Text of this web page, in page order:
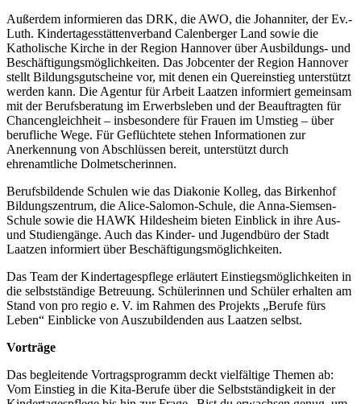
Außerdem informieren das DRK, die AWO, die Johanniter, der Ev.-
Luth. Kindertagesstättenverband Calenberger Land sowie die
Katholische Kirche in der Region Hannover über Ausbildungs- und
Beschäftigungsmöglichkeiten. Das Jobcenter der Region Hannover
stellt Bildungsgutscheine vor, mit denen ein Quereinstieg unterstützt
werden kann. Die Agentur für Arbeit Laatzen informiert gemeinsam
mit der Berufsberatung im Erwerbsleben und der Beauftragten für
Chancengleichheit – insbesondere für Frauen im Umstieg – über
berufliche Wege. Für Geflüchtete stehen Informationen zur
Anerkennung von Abschlüssen bereit, unterstützt durch
ehrenamtliche Dolmetscherinnen.
Berufsbildende Schulen wie das Diakonie Kolleg, das Birkenhof
Bildungszentrum, die Alice-Salomon-Schule, die Anna-Siemsen-
Schule sowie die HAWK Hildesheim bieten Einblick in ihre Aus-
und Studiengänge. Auch das Kinder- und Jugendbüro der Stadt
Laatzen informiert über Beschäftigungsmöglichkeiten.
Das Team der Kindertagespflege erläutert Einstiegsmöglichkeiten in
die selbstständige Betreuung. Schülerinnen und Schüler erhalten am
Stand von pro regio e. V. im Rahmen des Projekts „Berufe fürs
Leben“ Einblicke von Auszubildenden aus Laatzen selbst.
Vorträge
Das begleitende Vortragsprogramm deckt vielfältige Themen ab:
Vom Einstieg in die Kita-Berufe über die Selbstständigkeit in der